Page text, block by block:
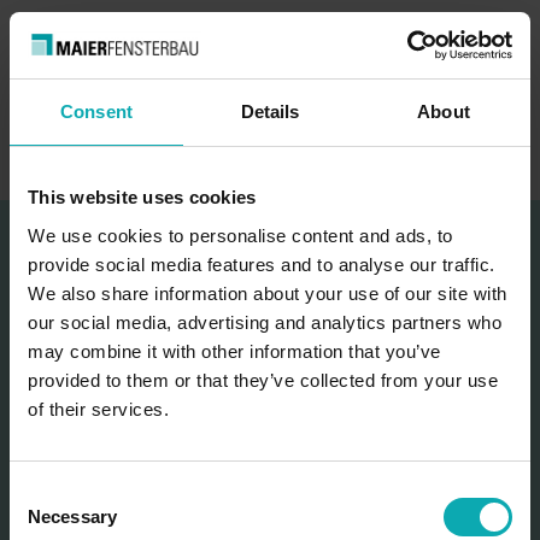
Consent Details About
This website uses cookies
We use cookies to personalise content and ads, to
provide social media features and to analyse our traffic.
We also share information about your use of our site with
our social media, advertising and analytics partners who
may combine it with other information that you’ve
provided to them or that they’ve collected from your use
of their services.
Necessary
Jetzt unverbindliches Angebot anfordern!
Produktdetails
feste Rahmentiefe
1-rail 56 mm, 2-rails 128 mm, 3-rails 200 mm
Einbautiefe Flügel
Verglasung /